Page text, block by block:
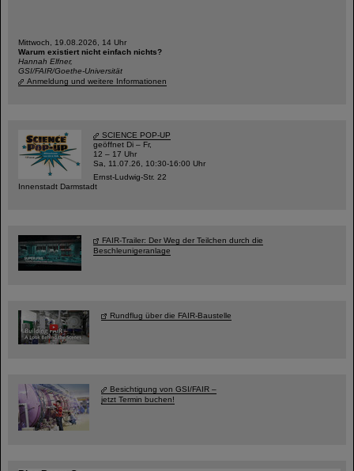
Mittwoch, 19.08.2026, 14 Uhr
Warum existiert nicht einfach nichts?
Hannah Elfner,
GSI/FAIR/Goethe-Universität
Anmeldung und weitere Informationen
SCIENCE POP-UP
geöffnet Di – Fr,
12 – 17 Uhr
Sa, 11.07.26, 10:30-16:00 Uhr
Ernst-Ludwig-Str. 22
Innenstadt Darmstadt
FAIR-Trailer: Der Weg der Teilchen durch die
Beschleunigeranlage
Rundflug über die FAIR-Baustelle
Besichtigung von GSI/FAIR –
jetzt Termin buchen!